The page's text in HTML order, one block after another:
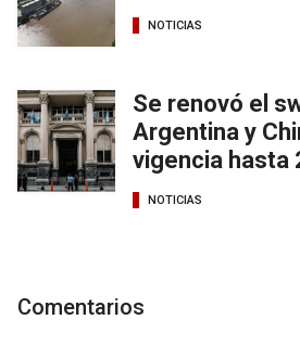
NOTICIAS
Se renovó el
Argentina y
vigencia hasta
NOTICIAS
Comentarios